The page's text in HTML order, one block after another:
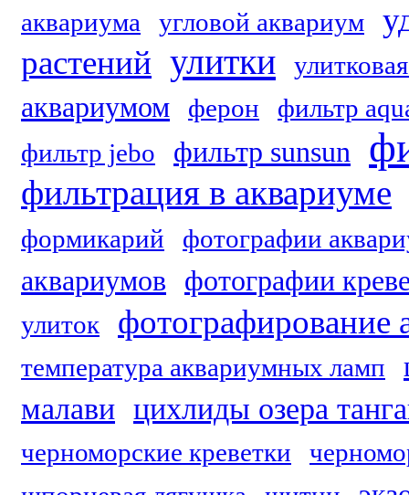
аквариума угловой аквариум
растений улитки
аквариумом ферон
фильтр
фильтр jebo
фильтр sunsun
фильтрация в аквариуме
формикарий фотографии
аквариумов фотографии
улиток фотографирование
температура аквариумных ламп
малави цихлиды озера
черноморские креветки